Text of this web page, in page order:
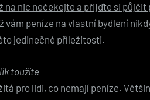
na nic nečekejte a přijďte si půjčit
vám peníze na vlastní bydlení
jedinečné příležitosti.
toužíte
pro lidi, co nemají peníze.